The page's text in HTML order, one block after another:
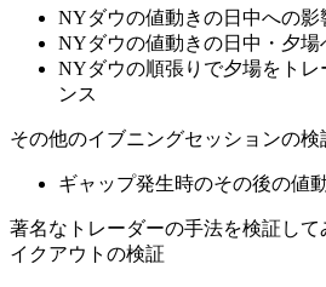
NYダウの値動きの日中への影
NYダウの値動きの日中・夕場
NYダウの順張りで夕場をト
ンス
その他のイブニングセッションの検
ギャップ発生時のその後の値
著名なトレーダーの手法を検証して
イクアウトの検証